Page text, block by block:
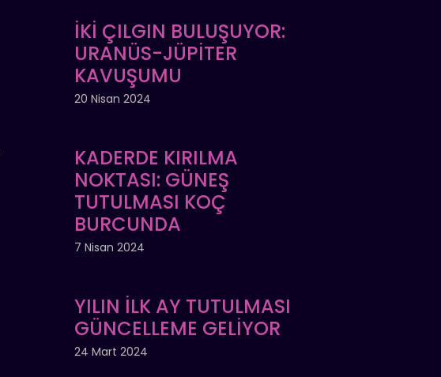
İKİ ÇILGIN BULUŞUYOR:
URANÜS-JÜPİTER
KAVUŞUMU
20 Nisan 2024
KADERDE KIRILMA
NOKTASI: GÜNEŞ
TUTULMASI KOÇ
BURCUNDA
7 Nisan 2024
YILIN İLK AY TUTULMASI
GÜNCELLEME GELİYOR
24 Mart 2024